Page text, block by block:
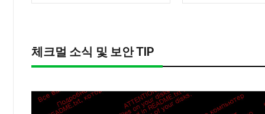
체크멀 소식 및 보안 TIP